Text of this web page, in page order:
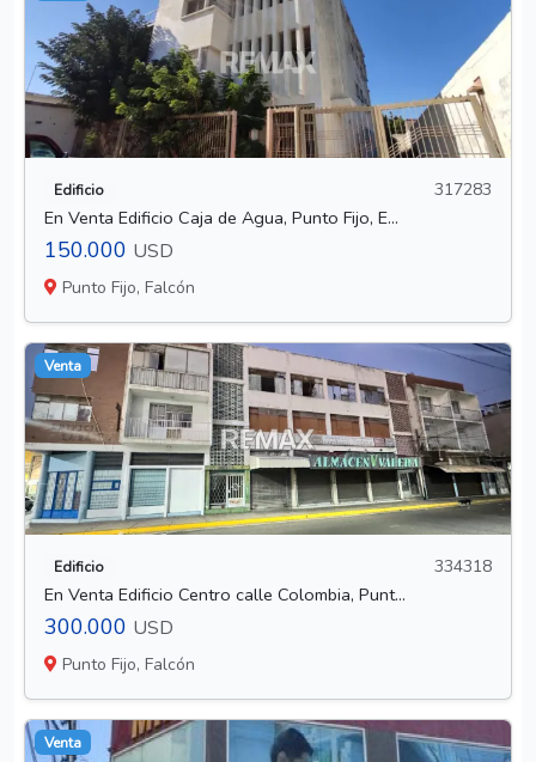
Edificio 317283
En Venta Edificio Caja de Agua, Punto Fijo, E...
150.000 USD
Punto Fijo, Falcón
Venta
Edificio 334318
En Venta Edificio Centro calle Colombia, Punt...
300.000 USD
Punto Fijo, Falcón
Venta